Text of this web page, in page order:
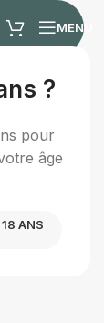
?
pour
âge
ANS
MENU